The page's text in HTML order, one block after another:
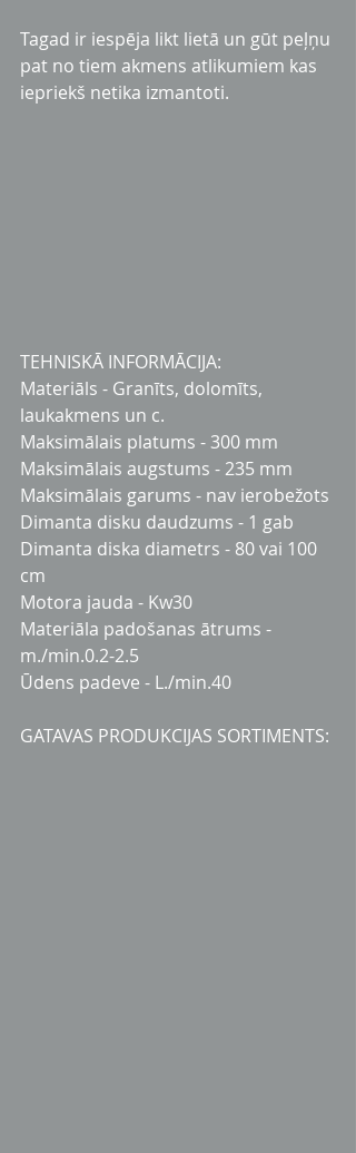
Tagad ir iespēja likt lietā un gūt peļņu
pat no tiem akmens atlikumiem kas
iepriekš netika izmantoti.
TEHNISKĀ INFORMĀCIJA:
Materiāls - Granīts, dolomīts,
laukakmens un c.
Maksimālais platums - 300 mm
Maksimālais augstums - 235 mm
Maksimālais garums - nav ierobežots
Dimanta disku daudzums - 1 gab
Dimanta diska diametrs - 80 vai 100
cm
Motora jauda - Kw30
Materiāla padošanas ātrums -
m./min.0.2-2.5
Ūdens padeve - L./min.40
GATAVAS PRODUKCIJAS SORTIMENTS: